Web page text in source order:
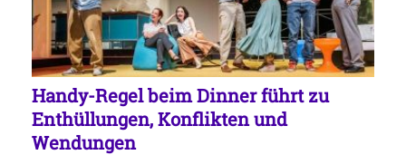
Handy-Regel beim Dinner führt zu
Enthüllungen, Konflikten und
Wendungen